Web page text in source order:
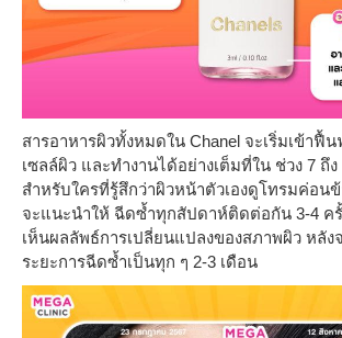
สารอาหารผิวทั้งหมดใน Chanel จะเริ่มเข้าฟื้
เซลล์ผิว และทำงานได้อย่างเต็มที่ใน ช่วง 7 ถึ
สำหรับใครที่รู้สึกว่าผิวหน้าตัวเองดูโทรมค่อน
จะแนะนำให้ ฉีดซ้ำทุกสัปดาห์ติดต่อกัน 3-4 ครั้
เห็นผลลัพธ์การเปลี่ยนแปลงของสภาพผิว หลัง
ระยะการฉีดซ้ำเป็นทุก ๆ 2-3 เดือน